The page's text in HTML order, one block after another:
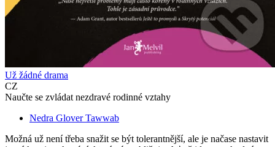
Už žádné drama
CZ
Naučte se zvládat nezdravé rodinné vztahy
Nedra Glover Tawwab
Možná už není třeba snažit se být tolerantnější, ale je načase nastavit